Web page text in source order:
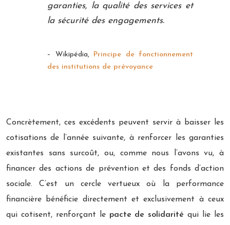
garanties, la qualité des services et
la sécurité des engagements.
– Wikipédia,
Principe de fonctionnement
des institutions de prévoyance
Concrètement, ces excédents peuvent servir à baisser les
cotisations de l’année suivante, à renforcer les garanties
existantes sans surcoût, ou, comme nous l’avons vu, à
financer des actions de prévention et des fonds d’action
sociale. C’est un cercle vertueux où la performance
financière bénéficie directement et exclusivement à ceux
qui cotisent, renforçant le pacte de solidarité qui lie les